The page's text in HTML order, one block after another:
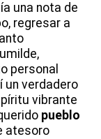
una nota de
regresar a
personal
un verdadero
vibrante
pueblo
atesoro